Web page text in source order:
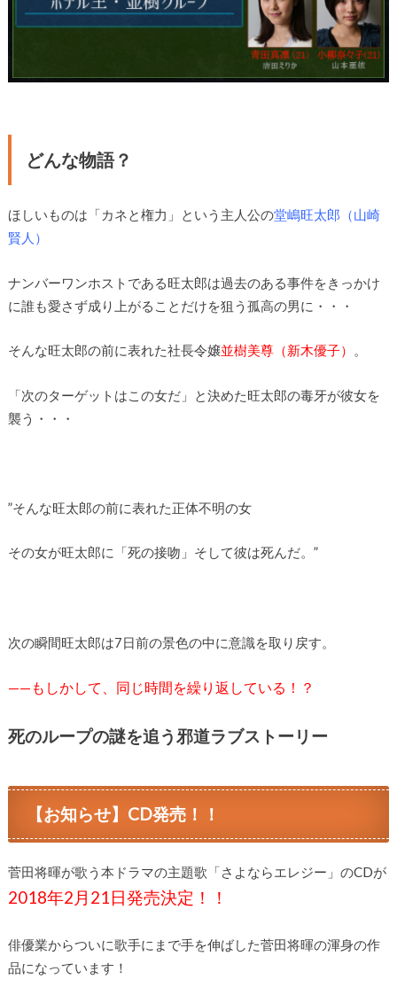
どんな物語？
ほしいものは「カネと権力」という主人公の堂嶋旺太郎（山崎
賢人）
ナンバーワンホストである旺太郎は過去のある事件をきっかけ
に誰も愛さず成り上がることだけを狙う孤高の男に・・・
そんな旺太郎の前に表れた社長令嬢並樹美尊（新木優子） 。
「次のターゲットはこの女だ」と決めた旺太郎の毒牙が彼女を
襲う・・・
”そんな旺太郎の前に表れた正体不明の女
その女が旺太郎に「死の接吻」そして彼は死んだ。”
次の瞬間旺太郎は7日前の景色の中に意識を取り戻す。
——もしかして、同じ時間を繰り返している！？
死のループの謎を追う邪道ラブストーリー
【お知らせ】CD発売！！
菅田将暉が歌う本ドラマの主題歌「さよならエレジー」のCDが
2018年2月21日発売決定！！
俳優業からついに歌手にまで手を伸ばした菅田将暉の渾身の作
品になっています！